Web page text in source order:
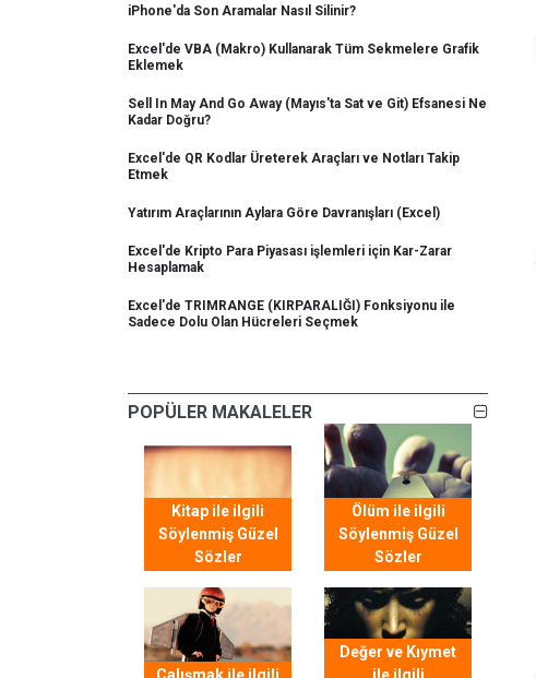
iPhone'da Son Aramalar Nasıl Silinir?
Excel'de VBA (Makro) Kullanarak Tüm Sekmelere Grafik
Eklemek
Sell In May And Go Away (Mayıs'ta Sat ve Git) Efsanesi Ne
Kadar Doğru?
Excel'de QR Kodlar Üreterek Araçları ve Notları Takip
Etmek
Yatırım Araçlarının Aylara Göre Davranışları (Excel)
Excel'de Kripto Para Piyasası işlemleri için Kar-Zarar
Hesaplamak
Excel'de TRIMRANGE (KIRPARALIĞI) Fonksiyonu ile
Sadece Dolu Olan Hücreleri Seçmek
POPÜLER MAKALELER
Kitap ile ilgili
Söylenmiş Güzel
Sözler
Ölüm ile ilgili
Söylenmiş Güzel
Sözler
Değer ve Kıymet